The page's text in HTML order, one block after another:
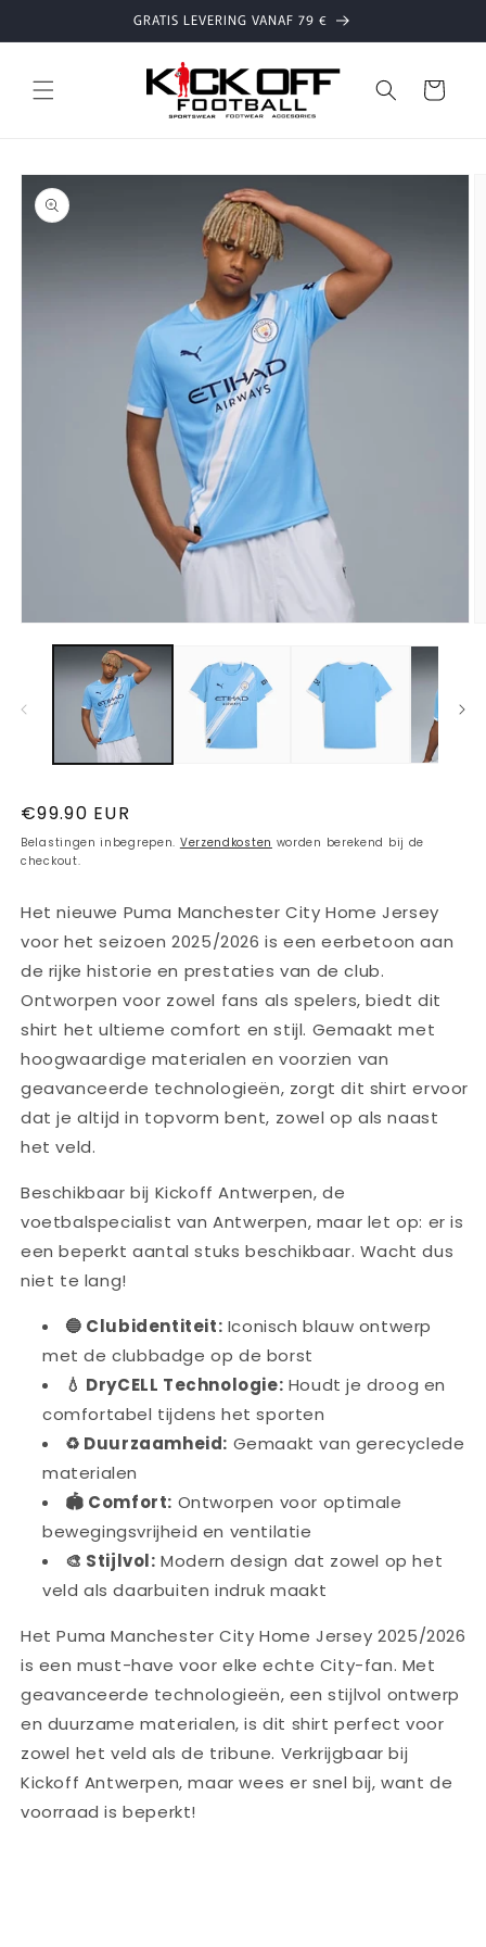
content
GRATIS LEVERING VANAF 79 €
Winkelwagen
direct naar
Normale
prijs
€99.90 EUR
Belastingen inbegrepen. Verzendkosten worden berekend bij de
checkout.
Het nieuwe Puma Manchester City Home Jersey
voor het seizoen 2025/2026 is een eerbetoon aan
de rijke historie en prestaties van de club.
Ontworpen voor zowel fans als spelers, biedt dit
shirt het ultieme comfort en stijl. Gemaakt met
hoogwaardige materialen en voorzien van
geavanceerde technologieën, zorgt dit shirt ervoor
dat je altijd in topvorm bent, zowel op als naast
het veld.
Beschikbaar bij Kickoff Antwerpen, de
voetbalspecialist van Antwerpen, maar let op: er is
een beperkt aantal stuks beschikbaar. Wacht dus
niet te lang!
🔵 Clubidentiteit: Iconisch blauw ontwerp
met de clubbadge op de borst
💧 DryCELL Technologie: Houdt je droog en
comfortabel tijdens het sporten
♻️ Duurzaamheid: Gemaakt van gerecyclede
materialen
🏟️ Comfort: Ontworpen voor optimale
bewegingsvrijheid en ventilatie
🎨 Stijlvol: Modern design dat zowel op het
veld als daarbuiten indruk maakt
Het Puma Manchester City Home Jersey 2025/2026
is een must-have voor elke echte City-fan. Met
geavanceerde technologieën, een stijlvol ontwerp
en duurzame materialen, is dit shirt perfect voor
zowel het veld als de tribune. Verkrijgbaar bij
Kickoff Antwerpen, maar wees er snel bij, want de
voorraad is beperkt!